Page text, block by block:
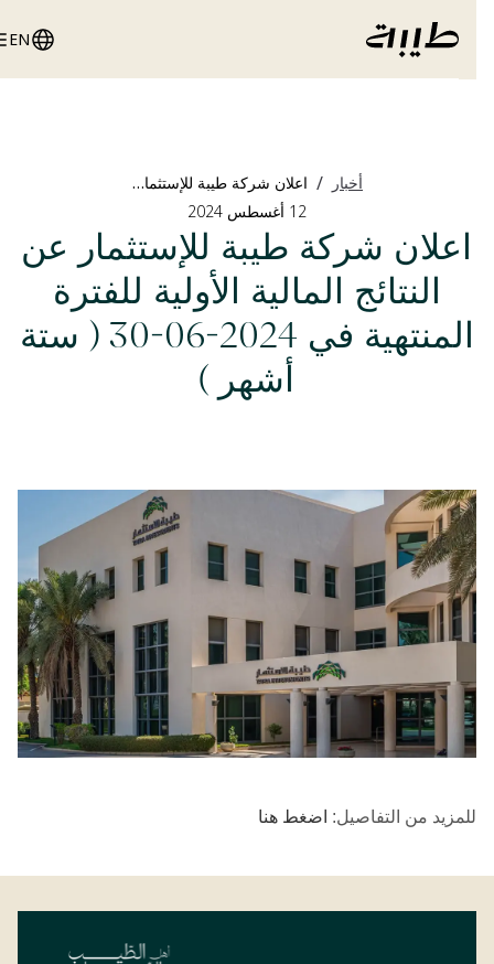
EN
أخبار /
اعلان شركة طيبة للإستثمار عن النتائج المالية الأولية للفترة المنتهية في 2024-06-30 ( ستة أشهر )
اعلان شركة طيبة للإستثمار عن
النتائج المالية الأولية للفترة
المنتهية في 2024-06-30 ( ستة
أشهر )
للمزيد من التفاصيل: اضغط هنا